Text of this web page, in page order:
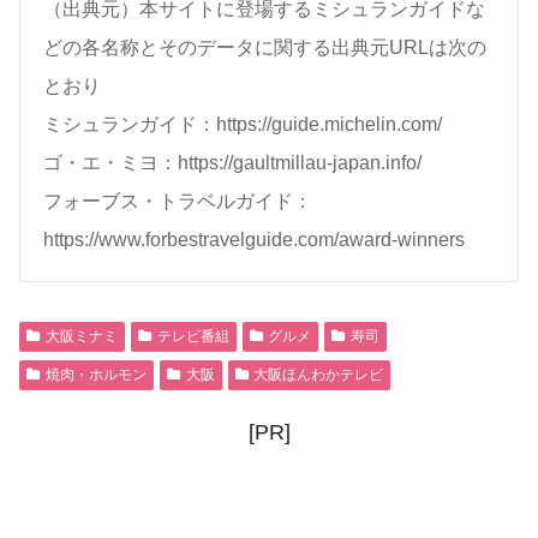
（出典元）本サイトに登場するミシュランガイドな
どの各名称とそのデータに関する出典元URLは次の
とおり
ミシュランガイド：https://guide.michelin.com/
ゴ・エ・ミヨ：https://gaultmillau-japan.info/
フォーブス・トラベルガイド：
https://www.forbestravelguide.com/award-winners
大阪ミナミ テレビ番組 グルメ 寿司
焼肉・ホルモン 大阪 大阪ほんわかテレビ
[PR]